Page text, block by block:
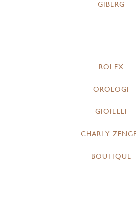
GIBERG
ROLEX
OROLOGI
GIOIELLI
CHARLY
BOUTIQUE